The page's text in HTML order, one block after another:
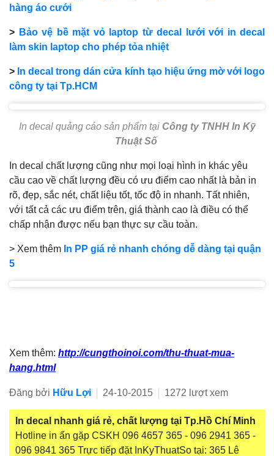
hàng áo cưới
> Bảo vệ bề mặt vỏ laptop từ decal lưới với in decal
làm skin laptop cho phép tỏa nhiệt
> In decal trong dán cửa kính tạo hiệu ứng mờ với logo
công ty tại Tp.HCM
In decal quảng cáo sản phẩm tại Công ty TNHH In Kỹ
Thuật Số
In decal chất lượng cũng như mọi loại hình in khác yêu
cầu cao về chất lượng đều có ưu điểm cao nhất là bản in
rõ, đẹp, sắc nét, chất liệu tốt, tốc độ in nhanh. Tất nhiên,
với tất cả các ưu điểm trên, giá thành cao là điều có thể
chấp nhận được nếu bạn thực sự cầu toàn.
> Xem thêm In PP giá rẻ nhanh chóng dễ dàng tại quận
5
Xem thêm: http://cungthoinoi.com/thu-thuat-mua-
hang.html
Đăng bởi Hữu Lợi 24-10-2015 1272 lượt xem
In decal nhanh giá rẻ, chất lượng tại Tp.Hồ Chí Minh
Hotline in ấn gặp CSKH 096 4657 365 - 096 2941 365 -
096 9841 365 Trực tiếp đặt InKyThuatSo tại: 365 Lê